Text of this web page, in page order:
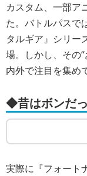
カスタム、一部ア
た。バトルパスで
タルギア』シリー
場。しかし、その
内外で注目を集め
◆昔はボンだ
実際に『フォート